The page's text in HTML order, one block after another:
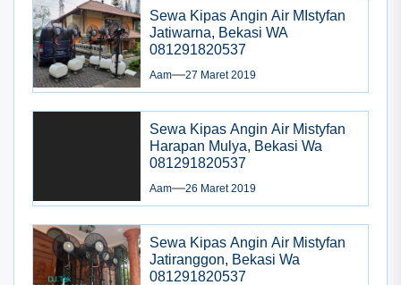
Sewa Kipas Angin Air MIstyfan
Jatiwarna, Bekasi WA
081291820537
Aam 27 Maret 2019
Sewa Kipas Angin Air Mistyfan
Harapan Mulya, Bekasi Wa
081291820537
Aam 26 Maret 2019
Sewa Kipas Angin Air Mistyfan
Jatiranggon, Bekasi Wa
081291820537